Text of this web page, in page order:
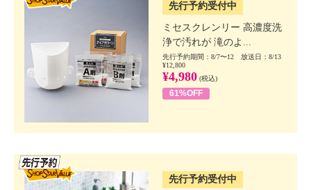
先行予約受付中
ミセスクレンリー 高濃度洗
浄で汚れが 滝のよ...
先行予約期間：8/7〜12 放送日：8/13
¥12,800
¥4,980 (税込)
61%OFF
先行予約受付中